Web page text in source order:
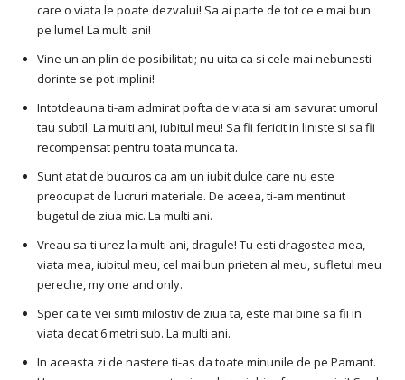
care o viata le poate dezvalui! Sa ai parte de tot ce e mai bun
pe lume! La multi ani!
Vine un an plin de posibilitati; nu uita ca si cele mai nebunesti
dorinte se pot implini!
Intotdeauna ti-am admirat pofta de viata si am savurat umorul
tau subtil. La multi ani, iubitul meu! Sa fii fericit in liniste si sa fii
recompensat pentru toata munca ta.
Sunt atat de bucuros ca am un iubit dulce care nu este
preocupat de lucruri materiale. De aceea, ti-am mentinut
bugetul de ziua mic. La multi ani.
Vreau sa-ti urez la multi ani, dragule! Tu esti dragostea mea,
viata mea, iubitul meu, cel mai bun prieten al meu, sufletul meu
pereche, my one and only.
Sper ca te vei simti milostiv de ziua ta, este mai bine sa fii in
viata decat 6 metri sub. La multi ani.
In aceasta zi de nastere ti-as da toate minunile de pe Pamant.